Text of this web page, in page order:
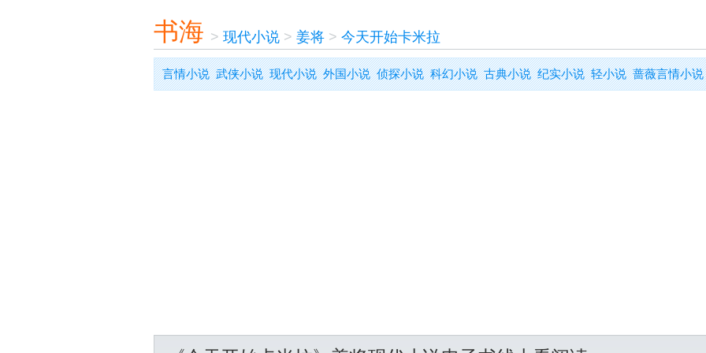
书海 > 现代小说> 姜将> 今天开始卡米拉
言情小说 武侠小说 现代小说 外国小说 侦探小说 科幻小说 古典小说 纪实小说 轻小说 蔷薇言情小说